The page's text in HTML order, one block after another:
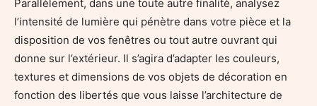
Parallèlement, dans une toute autre finalité, analysez
l’intensité de lumière qui pénètre dans votre pièce et la
disposition de vos fenêtres ou tout autre ouvrant qui
donne sur l’extérieur. Il s’agira d’adapter les couleurs,
textures et dimensions de vos objets de décoration en
fonction des libertés que vous laisse l’architecture de